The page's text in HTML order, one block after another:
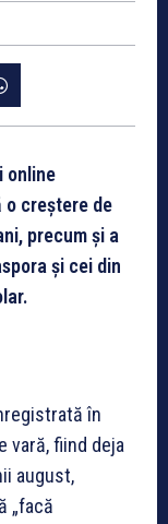
online
o creștere de
precum și a
și cei din
în
vară, fiind deja
august,
„facă